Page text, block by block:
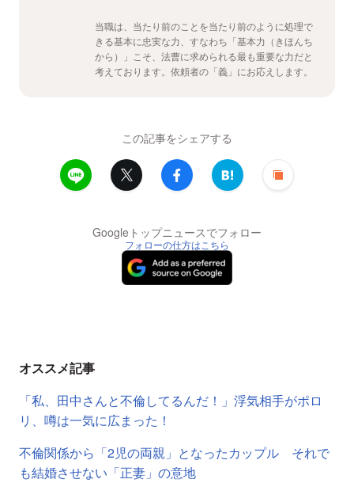
当職は、当たり前のことを当たり前のように処理で
きる基本に忠実な力、すなわち「基本力（きほんち
から）」こそ、法曹に求められる最も重要な力だと
考えております。依頼者の「義」にお応えします。
この記事をシェアする
Googleトップニュースでフォロー
フォローの仕方はこちら
オススメ記事
「私、田中さんと不倫してるんだ！」浮気相手がポロ
リ、噂は一気に広まった！
不倫関係から「2児の両親」となったカップル それで
も結婚させない「正妻」の意地